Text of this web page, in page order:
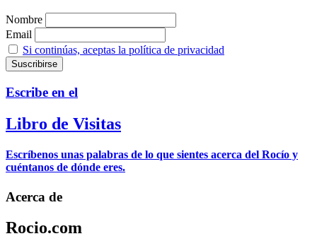
Nombre
Email
Si continúas, aceptas la política de privacidad
Escribe en el
Libro de Visitas
Escríbenos unas palabras de lo que sientes acerca del Rocío y
cuéntanos de dónde eres.
Acerca de
Rocio.com